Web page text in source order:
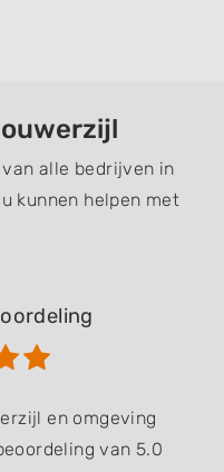
alle bedrijven in
kunnen helpen met
en omgeving
van 5.0